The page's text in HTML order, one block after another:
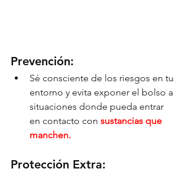
Prevención:
Sé consciente de los riesgos en tu
entorno y evita exponer el bolso a
situaciones donde pueda entrar
en contacto con sustancias que
manchen.
Protección Extra: